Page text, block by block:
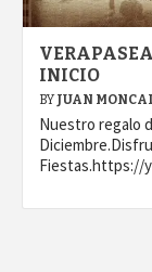
INICIO
BY JUAN
Nuestro regalo
Fiestas.https://